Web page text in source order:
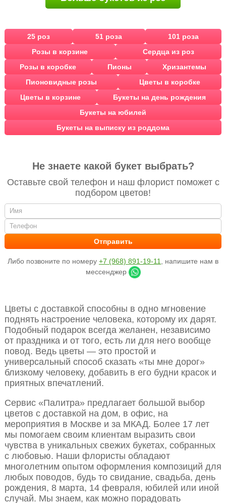
25 роз 51 роза
101 роза
Розы в корзине
Сердца из роз
Розы в коробке
Пионы
Хризантемы
Пионовидные розы
Цветы в коробке
Цветы в корзине
Букеты на день рождения
Букеты на юбилей
Букеты на выписку из роддома
Не знаете какой букет выбрать?
Оставьте свой телефон и наш флорист поможет с
подбором цветов!
Либо позвоните по номеру +7 (968) 891-19-11
, напишите нам в
мессенджер
Цветы с доставкой способны в одно мгновение
поднять настроение человека, которому их дарят.
Подобный подарок всегда желанен, независимо
от праздника и от того, есть ли для него вообще
повод. Ведь цветы — это простой и
универсальный способ сказать «ты мне дорог»
близкому человеку, добавить в его будни красок и
приятных впечатлений.
Сервис «Палитра» предлагает большой выбор
цветов с доставкой на дом, в офис, на
мероприятия в Москве и за МКАД. Более 17 лет
мы помогаем своим клиентам выразить свои
чувства в уникальных свежих букетах, собранных
с любовью. Наши флористы обладают
многолетним опытом оформления композиций для
любых поводов, будь то свидание, свадьба, день
рождения, 8 марта, 14 февраля, юбилей или иной
случай. Мы знаем, как можно порадовать